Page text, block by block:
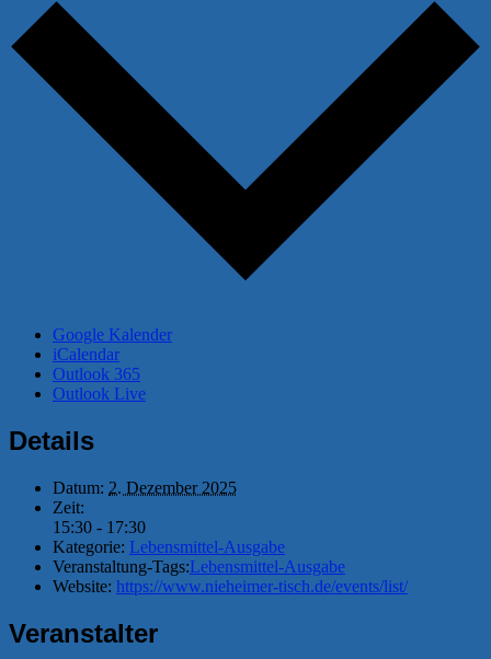
Google Kalender
iCalendar
Outlook 365
Outlook Live
Details
Datum: 2. Dezember 2025
Zeit:
15:30 - 17:30
Kategorie: Lebensmittel-Ausgabe
Veranstaltung-Tags:Lebensmittel-Ausgabe
Website: https://www.nieheimer-tisch.de/events/list/
Veranstalter